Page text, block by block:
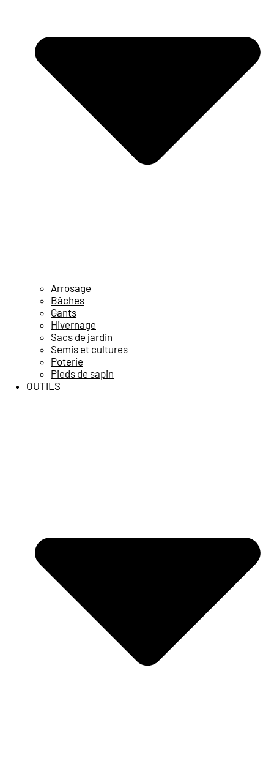
Arrosage
Bâches
Gants
Hivernage
Sacs de jardin
Semis et cultures
Poterie
Pieds de sapin
OUTILS